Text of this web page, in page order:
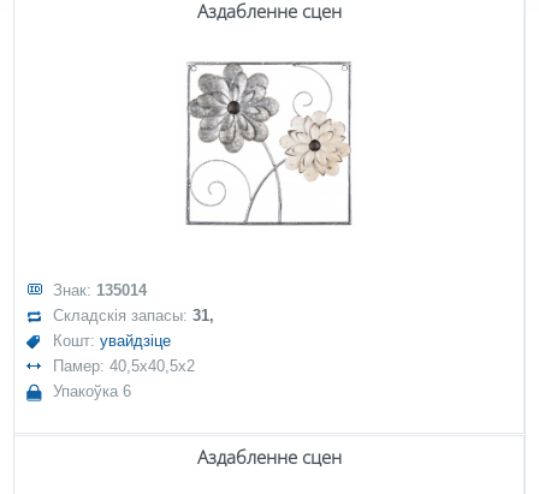
Аздабленне сцен
Знак: 135014
Складскія запасы:31,
Кошт:увайдзіце
Памер: 40,5x40,5x2
Упакоўка 6
Аздабленне сцен